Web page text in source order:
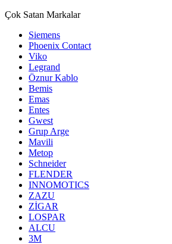
Çok Satan Markalar
Siemens
Phoenix Contact
Viko
Legrand
Öznur Kablo
Bemis
Emas
Entes
Gwest
Grup Arge
Mavili
Metop
Schneider
FLENDER
INNOMOTICS
ZAZU
ZİGAR
LOSPAR
ALCU
3M